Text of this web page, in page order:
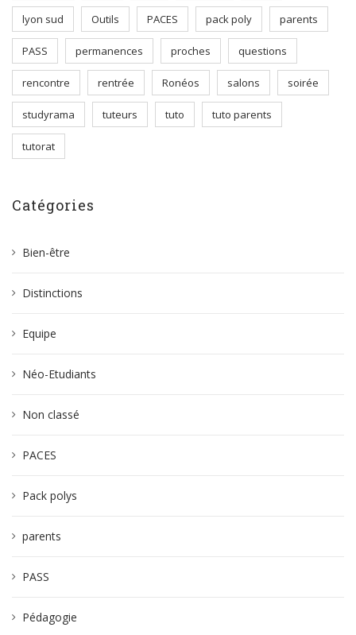
lyon sud Outils PACES pack poly parents
PASS permanences proches questions
rencontre rentrée Ronéos salons soirée
studyrama tuteurs tuto tuto parents
tutorat
Catégories
Bien-être
Distinctions
Equipe
Néo-Etudiants
Non classé
PACES
Pack polys
parents
PASS
Pédagogie